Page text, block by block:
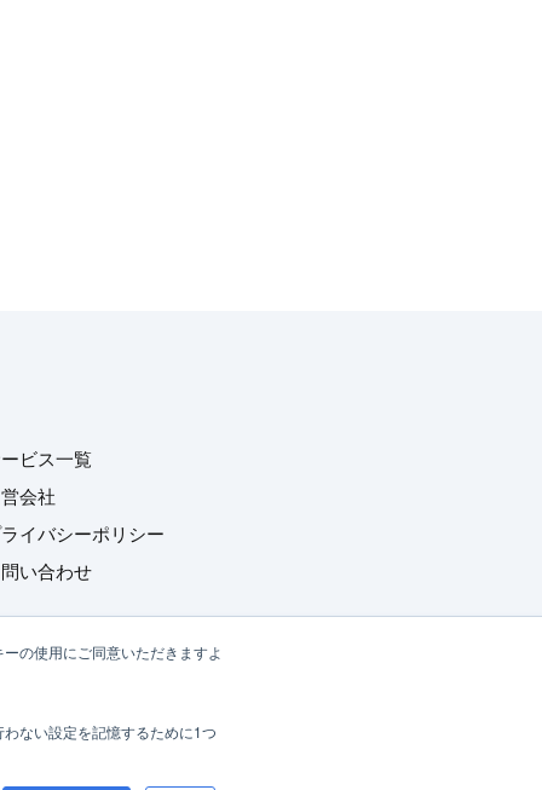
の使用にご同意いただきますよ
ない設定を記憶するために1つ
ビス一覧
会社
イバシーポリシー
い合わせ